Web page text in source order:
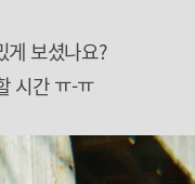
보셨나요?
시간 ㅠ-ㅠ